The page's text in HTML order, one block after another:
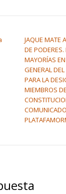
JAQUE MATE
DE PODERES.
MAYORÍAS
GENERAL
PARA LA
MIEMBROS